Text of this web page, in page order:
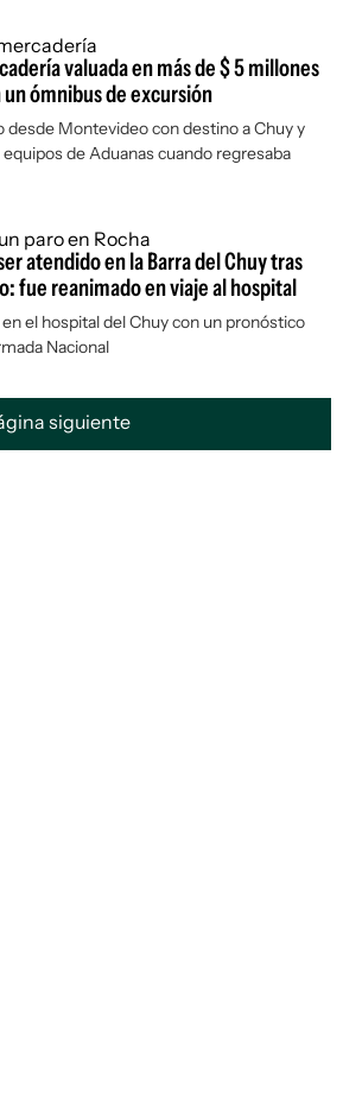
valuada en más de $ 5 millones
ómnibus de excursión
desde Montevideo con destino a Chuy y
de Aduanas cuando regresaba
atendido en la Barra del Chuy tras
fue reanimado en viaje al hospital
el hospital del Chuy con un pronóstico
Nacional
siguiente